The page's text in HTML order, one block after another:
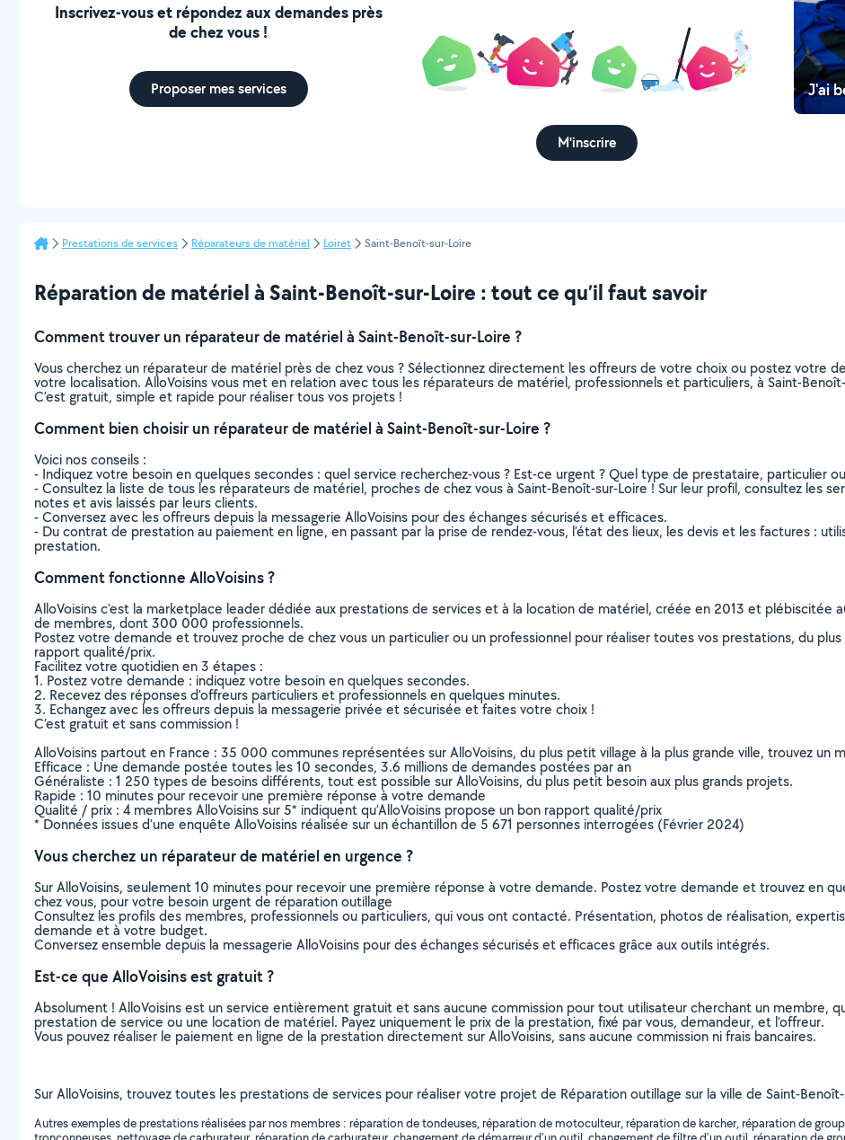
Inscrivez-vous et répondez aux demandes près
de chez vous !
Proposer mes services
M'inscrire
J'ai
Prestations de services Réparateurs de matériel Loiret Saint-Benoît-sur-Loire
Réparation de matériel à Saint-Benoît-sur-Loire : tout ce qu’il faut savoir
Comment trouver un réparateur de matériel à Saint-Benoît-sur-Loire ?
Vous cherchez un réparateur de matériel près de chez vous ? Sélectionnez directement les offreurs de votre choix ou postez votre
votre localisation. AlloVoisins vous met en relation avec tous les réparateurs de matériel, professionnels et particuliers, à Saint-
C’est gratuit, simple et rapide pour réaliser tous vos projets !
Comment bien choisir un réparateur de matériel à Saint-Benoît-sur-Loire ?
Voici nos conseils :
- Indiquez votre besoin en quelques secondes : quel service recherchez-vous ? Est-ce urgent ? Quel type de prestataire, particulier
- Consultez la liste de tous les réparateurs de matériel, proches de chez vous à Saint-Benoît-sur-Loire ! Sur leur profil, consultez les
notes et avis laissés par leurs clients.
- Conversez avec les offreurs depuis la messagerie AlloVoisins pour des échanges sécurisés et efficaces.
- Du contrat de prestation au paiement en ligne, en passant par la prise de rendez-vous, l’état des lieux, les devis et les factures :
prestation.
Comment fonctionne AlloVoisins ?
AlloVoisins c’est la marketplace leader dédiée aux prestations de services et à la location de matériel, créée en 2013 et plébiscitée
de membres, dont 300 000 professionnels.
Postez votre demande et trouvez proche de chez vous un particulier ou un professionnel pour réaliser toutes vos prestations, du
rapport qualité/prix.
Facilitez votre quotidien en 3 étapes :
1. Postez votre demande : indiquez votre besoin en quelques secondes.
2. Recevez des réponses d’offreurs particuliers et professionnels en quelques minutes.
3. Echangez avec les offreurs depuis la messagerie privée et sécurisée et faites votre choix !
C’est gratuit et sans commission !
AlloVoisins partout en France : 35 000 communes représentées sur AlloVoisins, du plus petit village à la plus grande ville, trouvez un
Efficace : Une demande postée toutes les 10 secondes, 3.6 millions de demandes postées par an
Généraliste : 1 250 types de besoins différents, tout est possible sur AlloVoisins, du plus petit besoin aux plus grands projets.
Rapide : 10 minutes pour recevoir une première réponse à votre demande
Qualité / prix : 4 membres AlloVoisins sur 5* indiquent qu’AlloVoisins propose un bon rapport qualité/prix
* Données issues d’une enquête AlloVoisins réalisée sur un échantillon de 5 671 personnes interrogées (Février 2024)
Vous cherchez un réparateur de matériel en urgence ?
Sur AlloVoisins, seulement 10 minutes pour recevoir une première réponse à votre demande. Postez votre demande et trouvez en
chez vous, pour votre besoin urgent de réparation outillage
Consultez les profils des membres, professionnels ou particuliers, qui vous ont contacté. Présentation, photos de réalisation,
demande et à votre budget.
Conversez ensemble depuis la messagerie AlloVoisins pour des échanges sécurisés et efficaces grâce aux outils intégrés.
Est-ce que AlloVoisins est gratuit ?
Absolument ! AlloVoisins est un service entièrement gratuit et sans aucune commission pour tout utilisateur cherchant un membre,
prestation de service ou une location de matériel. Payez uniquement le prix de la prestation, fixé par vous, demandeur, et l’offreur.
Vous pouvez réaliser le paiement en ligne de la prestation directement sur AlloVoisins, sans aucune commission ni frais bancaires.
Sur AlloVoisins, trouvez toutes les prestations de services pour réaliser votre projet de Réparation outillage sur la ville de Saint-
Autres exemples de prestations réalisées par nos membres : réparation de tondeuses, réparation de motoculteur, réparation de karcher, réparation de